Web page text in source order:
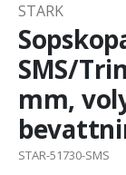
STARK
SMS/
mm,
STAR-51730-SMS